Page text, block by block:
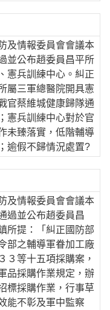
情報委員會會議本
並公布趙委員昌平所
憲兵訓練中心。糾正
屬三軍總醫院開具憲
官蔡維城健康歸隊通
憲兵訓練中心對於官
未臻落實，低階輔導
逾假不歸情況處置?
情報委員會會議本
過並公布趙委員昌
所提：「糾正國防部
部之輔導軍眷加工廠
３等十五項採購案，
品採購作業規定，辦
標採購作業，行事草
能不彰及軍中監察